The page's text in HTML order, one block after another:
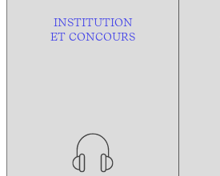
INSTITUTION
ET CONCOURS